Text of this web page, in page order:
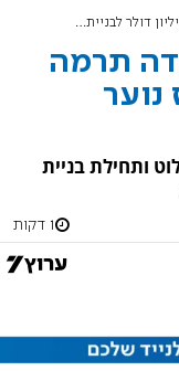
מרכז נוער בשדרות
תרמה
נוער
ותחילת בניית
1 דקות